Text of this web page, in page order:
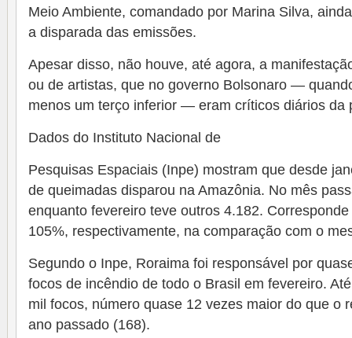
Meio Ambiente, comandado por Marina Silva,
a disparada das emissões.
Apesar disso, não houve, até agora, a
ou de artistas, que no governo Bolsonaro —
menos um terço inferior — eram críticos diários da
Dados do Instituto Nacional de
Pesquisas Espaciais (Inpe) mostram que desde
de queimadas disparou na Amazônia. No mês
enquanto fevereiro teve outros 4.182.
105%, respectivamente, na comparação com o
Segundo o Inpe, Roraima foi responsável por
focos de incêndio de todo o Brasil em fevereiro.
mil focos, número quase 12 vezes maior do que o
ano passado (168).